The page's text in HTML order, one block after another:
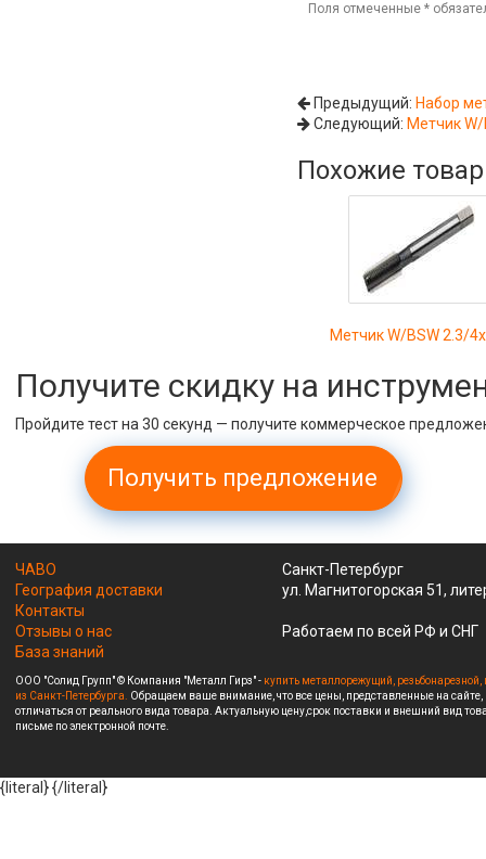
Поля отмеченные*
Предыдущий: Набор
Следующий: Метчик
Похожие
Метчик W/BSW 2.3/
Получите скидку на
Пройдите тест на 30 секунд — получите коммерческое
Получить предложение
ЧАВО
География доставки
Контакты
Отзывы о нас
База знаний
Санкт-Петербург
ул. Магнитогорская 51,
Работаем по всей РФ и СНГ
ООО "Солид Групп" © Компания "Металл Гирз" - купить металлорежущий,
из Санкт-Петербурга. Обращаем ваше внимание, что все цены, представленные на
отличаться от реального вида товара. Актуальную цену,срок поставки и внешний вид
письме по электронной почте.
{literal}{/literal}